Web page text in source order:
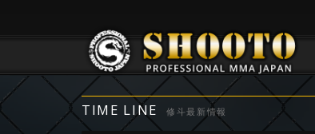
TIME LINE 修斗最新情報